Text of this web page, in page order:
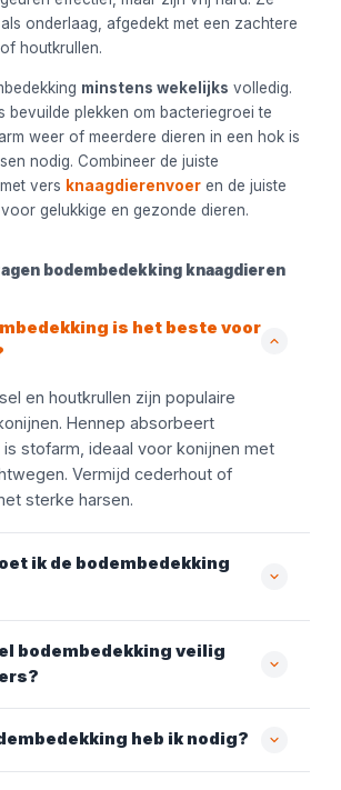
onderlaag, afgedekt met een zachtere
houtkrullen.
minstens wekelijks volledig.
bevuilde plekken om bacteriegroei te
weer of meerdere dieren in een hok is
nodig. Combineer de juiste
vers knaagdierenvoer en de juiste
voor gelukkige en gezonde dieren.
bodembedekking knaagdieren
is het beste voor
en houtkrullen zijn populaire
Hennep absorbeert
stofarm, ideaal voor konijnen met
Vermijd cederhout of
sterke harsen.
ik de bodembedekking
bodembedekking veilig
heb ik nodig?